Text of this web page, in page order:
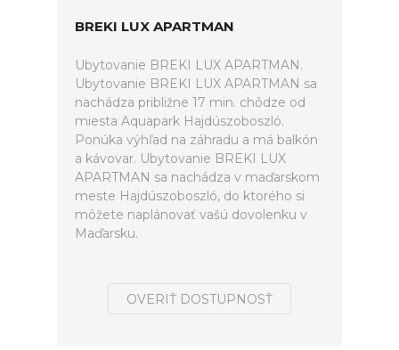
BREKI LUX APARTMAN
Ubytovanie BREKI LUX APARTMAN.
Ubytovanie BREKI LUX APARTMAN sa
nachádza približne 17 min. chôdze od
miesta Aquapark Hajdúszoboszló.
Ponúka výhľad na záhradu a má balkón
a kávovar. Ubytovanie BREKI LUX
APARTMAN sa nachádza v maďarskom
meste Hajdúszoboszló, do ktorého si
môžete naplánovať vašú dovolenku v
Maďarsku.
OVERIŤ DOSTUPNOSŤ